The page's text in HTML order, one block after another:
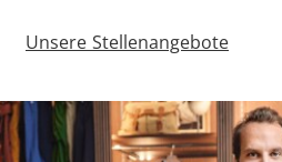
Unsere Stellenangebote